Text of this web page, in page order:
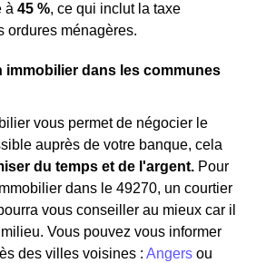
à 45 %, ce qui inclut la taxe
ordures ménagères.
immobilier dans les communes
vous permet de négocier le
auprès de votre banque, cela
du temps et de l'argent. Pour
dans le 49270, un courtier
vous conseiller au mieux car il
Vous pouvez vous informer
des villes voisines : Angers ou